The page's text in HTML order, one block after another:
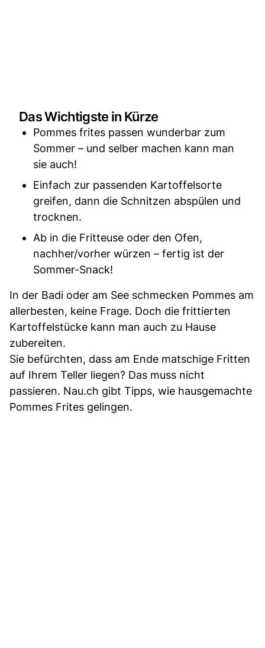
Das Wichtigste in Kürze
Pommes frites passen wunderbar zum
Sommer – und selber machen kann man
sie auch!
Einfach zur passenden Kartoffelsorte
greifen, dann die Schnitzen abspülen und
trocknen.
Ab in die Fritteuse oder den Ofen,
nachher/vorher würzen – fertig ist der
Sommer-Snack!
In der Badi oder am See schmecken Pommes am
allerbesten, keine Frage. Doch die frittierten
Kartoffelstücke kann man auch zu Hause
zubereiten.
Sie befürchten, dass am Ende matschige Fritten
auf Ihrem Teller liegen? Das muss nicht
passieren. Nau.ch gibt Tipps, wie hausgemachte
Pommes Frites gelingen.